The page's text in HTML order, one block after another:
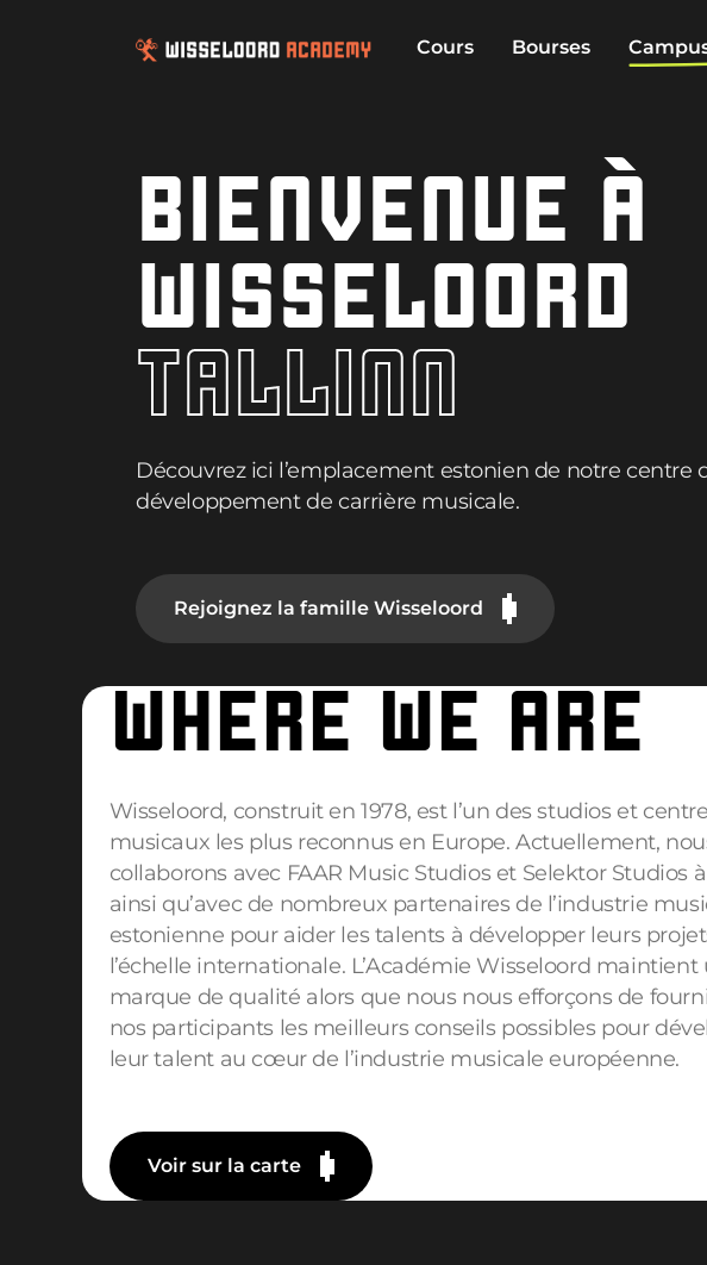
Cours Bourses
BIENVENUE À
WISSELOORD
TALLINN
Découvrez ici l’emplacement estonien de notre centre
développement de carrière musicale.
Rejoignez la famille Wisseloord
WHERE WE ARE
Wisseloord, construit en 1978, est l’un des studios et
musicaux les plus reconnus en Europe. Actuellement,
collaborons avec FAAR Music Studioset Selektor Studiosà
ainsi qu’avec de nombreux partenaires de l’industrie
estonienne pour aider les talents à développer leurs
l’échelle internationale. L’Académie Wisseloord maintient
marque de qualité alors que nous nous efforçons de
nos participants les meilleurs conseils possibles pour
leur talent au cœur de l’industrie musicale européenne.
Voir sur la carte